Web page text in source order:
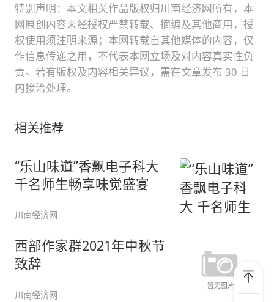
特别声明：本文相关作品版权归川南经济网所有，本
网原创内容未经授权严禁转载、摘编及其他商用，授
权使用须注明来源；本网转载自其他媒体的内容，仅
作信息传递之用，不代表本网立场及对内容真实性负
责。若有版权及内容相关异议，需在文章发布 30 日
内接洽处理。
相关推荐
“乐山味道”香飘电子科大
千名师生畅享味觉盛宴
川南经济网
西部作家群2021年中秋节
致辞
川南经济网